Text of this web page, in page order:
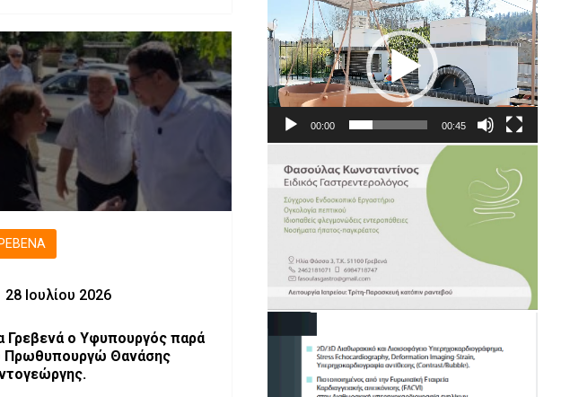
των Γρεβενών
28 Ιουλίου 2026
Γρεβενά ο Υφυπουργός παρά
Θανάσης
Αναπαραγωγής
Βίντεο
00:00 00:45